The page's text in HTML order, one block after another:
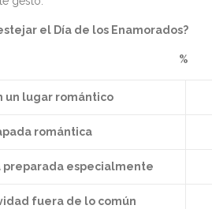
el Día de los Enamorados?
%
un lugar romántico
romántica
preparada especialmente
fuera de lo común